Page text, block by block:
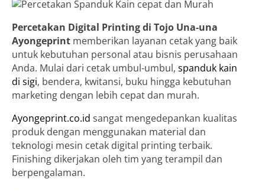
Percetakan Digital Printing di Tojo Una-una
Ayongeprint memberikan layanan cetak yang baik
untuk kebutuhan personal atau bisnis perusahaan
Anda. Mulai dari cetak umbul-umbul, spanduk kain
di sigi, bendera, kwitansi, buku hingga kebutuhan
marketing dengan lebih cepat dan murah.
Ayongeprint.co.id sangat mengedepankan kualitas
produk dengan menggunakan material dan
teknologi mesin cetak digital printing terbaik.
Finishing dikerjakan oleh tim yang terampil dan
berpengalaman.